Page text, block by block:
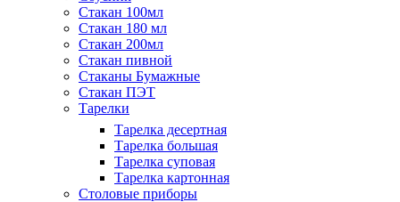
Стакан 100мл
Стакан 180 мл
Стакан 200мл
Стакан пивной
Стаканы Бумажные
Стакан ПЭТ
Тарелки
Тарелка десертная
Тарелка большая
Тарелка суповая
Тарелка картонная
Столовые приборы